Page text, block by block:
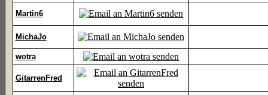
Martin6
MichaJo
wotra
GitarrenFred